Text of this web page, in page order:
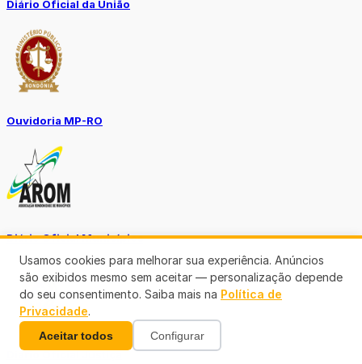
Diário Oficial da União
Ouvidoria MP-RO
Diário Oficial Municípios
Diario Oficial Justiça
Usamos cookies para melhorar sua experiência. Anúncios
são exibidos mesmo sem aceitar — personalização depende
do seu consentimento. Saiba mais na Política de
Privacidade.
Aceitar todos Configurar